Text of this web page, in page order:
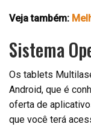
Veja também:
Sistema
Os tablets
Android, que é
oferta de
que você terá